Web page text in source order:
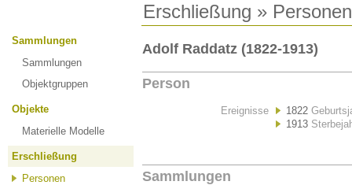
Erschließung » Personen
Sammlungen
Sammlungen
Objektgruppen
Objekte
Materielle Modelle
Erschließung
Personen
Adolf Raddatz (1822-1913)
Person
Ereignisse 1822
1913
Sammlungen